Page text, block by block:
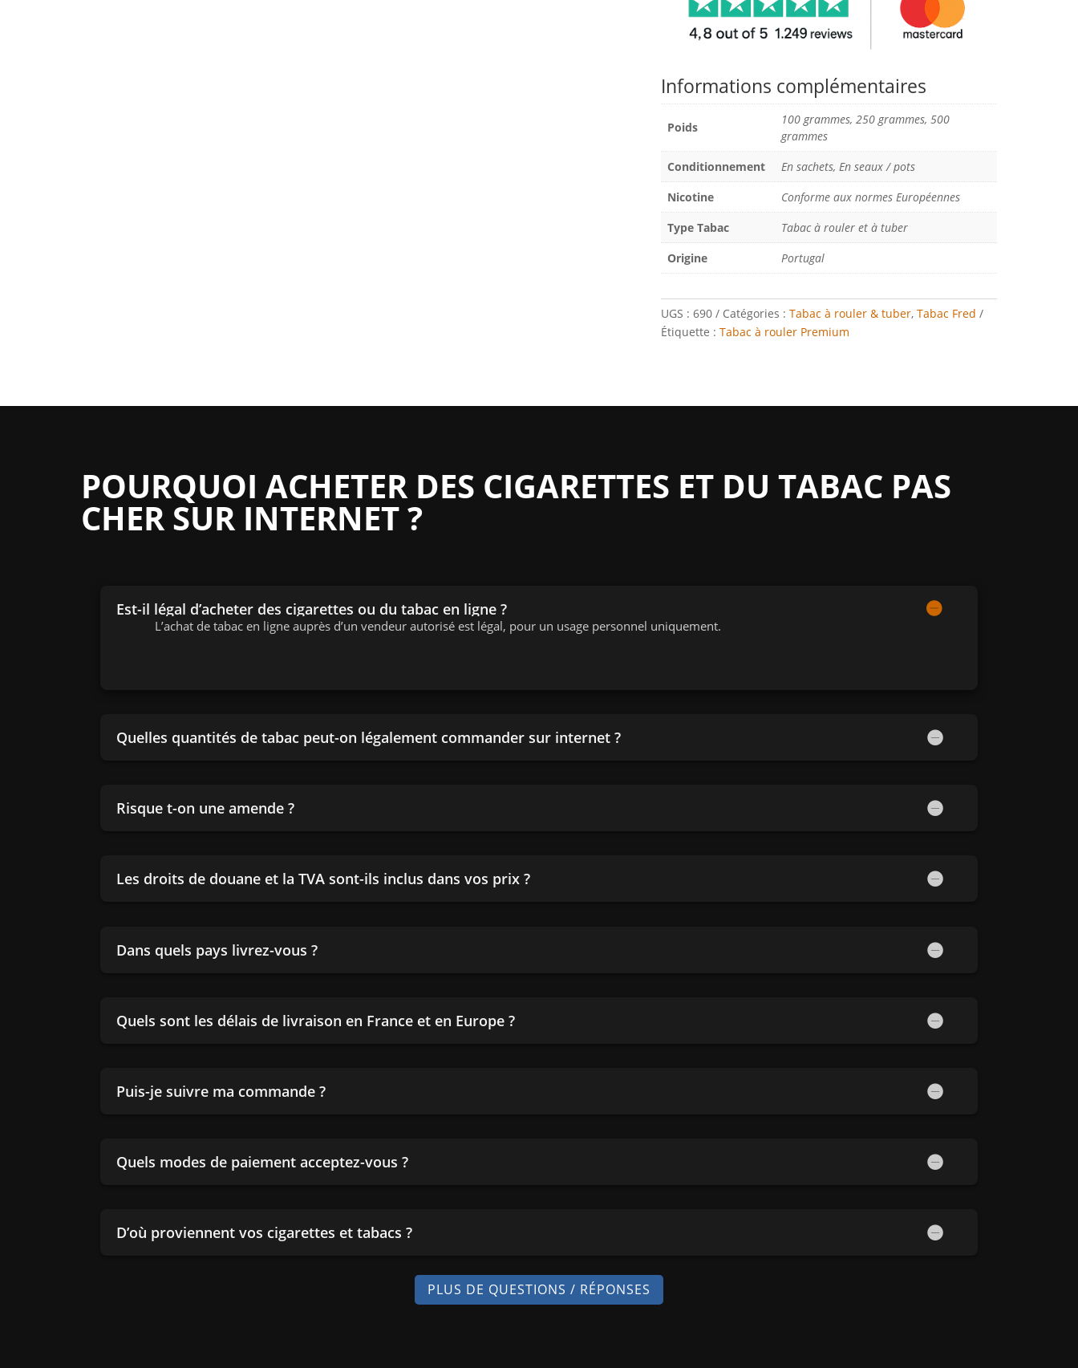
Informations complémentaires
Poids
100 grammes, 250 grammes, 500
grammes
Conditionnement
En sachets, En seaux / pots
Nicotine
Conforme aux normes Européennes
Type Tabac
Tabac à rouler et à tuber
Origine
Portugal
UGS : 690 Catégories : Tabac à rouler & tuber, Tabac Fred
Étiquette : Tabac à rouler Premium
POURQUOI ACHETER DES CIGARETTES ET DU TABAC PAS
CHER SUR INTERNET ?
Est-il légal d’acheter des cigarettes ou du tabac en ligne ?
L’achat de tabac en ligne auprès d’un vendeur autorisé est légal, pour un usage personnel uniquement.
Quelles quantités de tabac peut-on légalement commander sur internet ?
Risque t-on une amende ?
Les droits de douane et la TVA sont-ils inclus dans vos prix ?
Dans quels pays livrez-vous ?
Quels sont les délais de livraison en France et en Europe ?
Puis-je suivre ma commande ?
Quels modes de paiement acceptez-vous ?
D’où proviennent vos cigarettes et tabacs ?
PLUS DE QUESTIONS / RÉPONSES